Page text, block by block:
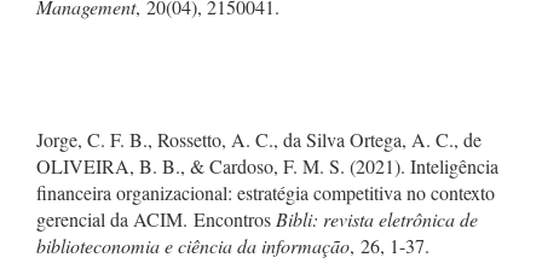
Management, 20(04), 2150041.
Jorge, C. F. B., Rossetto, A. C., da Silva Ortega, A. C., de
OLIVEIRA, B. B., & Cardoso, F. M. S. (2021). Inteligência
financeira organizacional: estratégia competitiva no contexto
gerencial da ACIM. EncontrosBibli: revista eletrônica de
biblioteconomia e ciência da informação, 26, 1-37.